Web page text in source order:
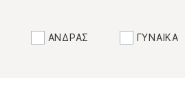
ΑΝΔΡΑΣ ΓΥΝΑΙΚΑ